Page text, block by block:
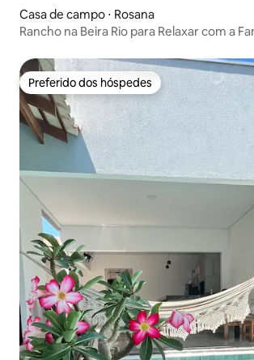
Casa de campo ⋅ Rosana
Rancho na Beira Rio para Relaxar com a
Preferido dos hóspedes
Preferido dos hóspedes